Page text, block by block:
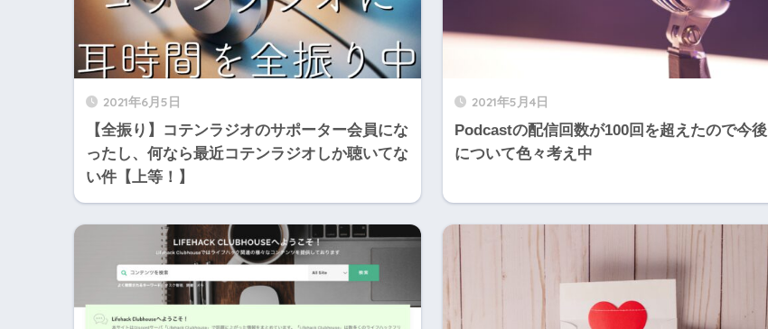
2021年6月5日
【全振り】コテンラジオのサポーター会員にな
ったし、何なら最近コテンラジオしか聴いてな
い件【上等！】
2021年5月4日
Podcastの配信回数が100回を超えたので今後
について色々考え中